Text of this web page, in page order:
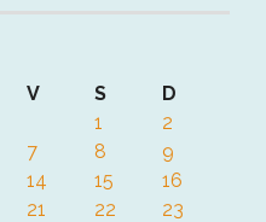
V S
D
1
2
7 8
9
14 15
16
21 22
23